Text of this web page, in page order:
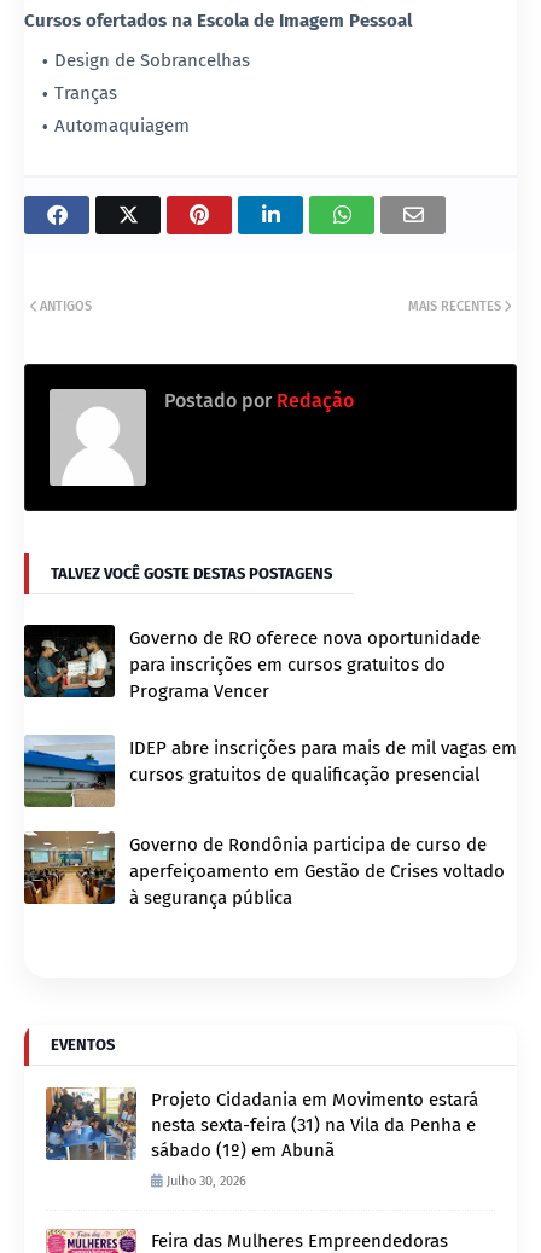
Cursos ofertados na Escola de Imagem Pessoal
Design de Sobrancelhas
Tranças
Automaquiagem
MAIS RECENTES
ANTIGOS
Postado por Redação
TALVEZ VOCÊ GOSTE DESTAS POSTAGENS
Governo de RO oferece nova oportunidade
para inscrições em cursos gratuitos do
Programa Vencer
IDEP abre inscrições para mais de mil vagas em
cursos gratuitos de qualificação presencial
Governo de Rondônia participa de curso de
aperfeiçoamento em Gestão de Crises voltado
à segurança pública
EVENTOS
Projeto Cidadania em Movimento estará
nesta sexta-feira (31) na Vila da Penha e
sábado (1º) em Abunã
Julho 30, 2026
Feira das Mulheres Empreendedoras